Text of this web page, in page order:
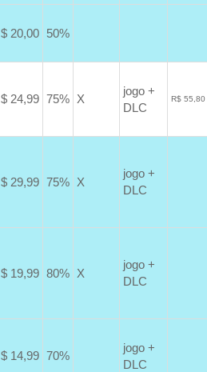
$ 20,00 50%
$ 24,99 75% X
jogo +
DLC
R$
$ 29,99 75% X
jogo +
DLC
$ 19,99 80% X
jogo +
DLC
$ 14,99 70%
jogo +
DLC